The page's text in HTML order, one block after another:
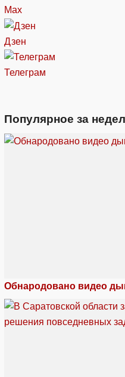
Max
Дзен
Телеграм
Популярное за
Обнародовано видео